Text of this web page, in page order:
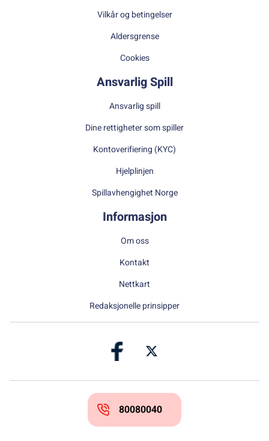
Vilkår og betingelser
Aldersgrense
Cookies
Ansvarlig Spill
Ansvarlig spill
Dine rettigheter som spiller
Kontoverifiering (KYC)
Hjelplinjen
Spillavhengighet Norge
Informasjon
Om oss
Kontakt
Nettkart
Redaksjonelle prinsipper
80080040